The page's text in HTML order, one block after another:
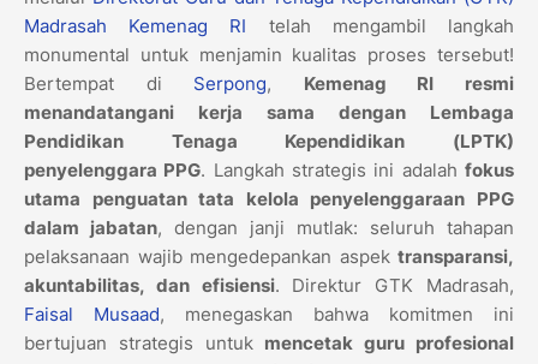
Madrasah Kemenag RI telah mengambil langkah
monumental untuk menjamin kualitas proses tersebut!
Bertempat di Serpong, Kemenag RI resmi
menandatangani kerja sama dengan Lembaga
Pendidikan Tenaga Kependidikan (LPTK)
penyelenggara PPG. Langkah strategis ini adalahfokus
utama penguatan tata kelola penyelenggaraan PPG
dalam jabatan, dengan janji mutlak: seluruh tahapan
pelaksanaan wajib mengedepankan aspek transparansi,
akuntabilitas, dan efisiensi. Direktur GTK Madrasah,
Faisal Musaad, menegaskan bahwa komitmen ini
bertujuan strategis untuk mencetak guru profesional